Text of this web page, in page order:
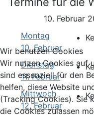
10. Februar
Montag
10. Februar
Dienstag
11. Februar
Mittwoch
12. Februar
Wir benutzen Cookies
Wir nutzen Cookies auf
sind essenziell für den
helfen, diese Website
(Tracking Cookies). Sie
die Cookies zulassen